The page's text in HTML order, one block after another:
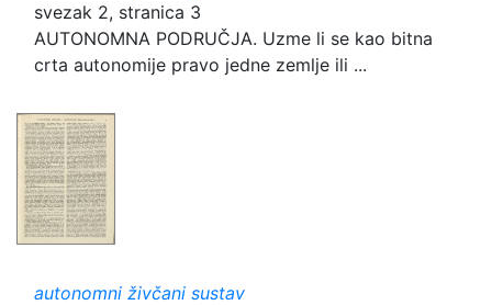
svezak 2, stranica 3
AUTONOMNA PODRUČJA. Uzme li se kao bitna
crta autonomije pravo jedne zemlje ili ...
autonomni živčani sustav